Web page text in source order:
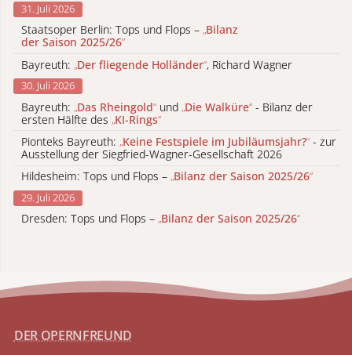
31. Juli 2026
Staatsoper Berlin: Tops und Flops – „Bilanz
der Saison 2025/26“
Bayreuth: „Der fliegende Holländer“, Richard Wagner
30. Juli 2026
Bayreuth: „Das Rheingold“ und „Die Walküre“ - Bilanz der
ersten Hälfte des „KI-Rings“
Pionteks Bayreuth: „Keine Festspiele im Jubiläumsjahr?“ - zur
Ausstellung der Siegfried-Wagner-Gesellschaft 2026
Hildesheim: Tops und Flops – „Bilanz der Saison 2025/26“
29. Juli 2026
Dresden: Tops und Flops – „Bilanz der Saison 2025/26“
DER OPERNFREUND